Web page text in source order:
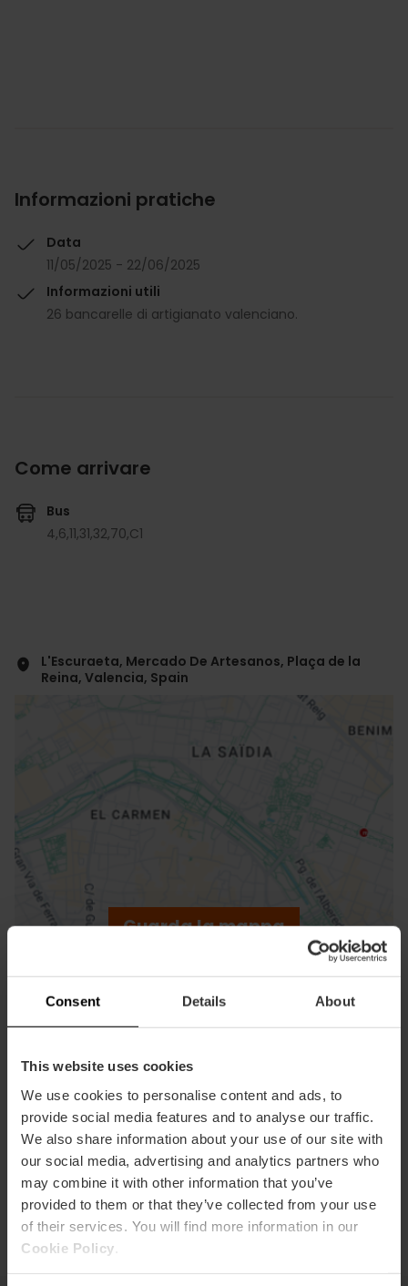
Consent Details About
This website uses cookies
We use cookies to personalise content and ads, to
provide social media features and to analyse our traffic.
We also share information about your use of our site with
our social media, advertising and analytics partners who
may combine it with other information that you’ve
provided to them or that they’ve collected from your use
of their services. You will find more information in our
Cookie Policy
Informazioni pratiche
Data
11/05/2025 - 22/06/2025
Informazioni utili
26 bancarelle di artigianato valenciano.
Come arrivare
Bus
4,6,11,31,32,70,C1
L'Escuraeta, Mercado De Artesanos, Plaça de la
Reina, Valencia, Spain
Guarda la mappa
Indicazioni